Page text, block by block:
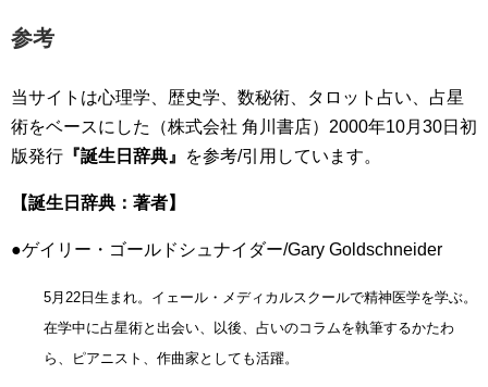
参考
当サイトは心理学、歴史学、数秘術、タロット占い、占星
術をベースにした（株式会社 角川書店）2000年10月30日初
版発行 『誕生日辞典』 を参考/引用しています。
【誕生日辞典：著者】
●ゲイリー・ゴールドシュナイダー/Gary Goldschneider
5月22日生まれ。イェール・メディカルスクールで精神医学を学ぶ。
在学中に占星術と出会い、以後、占いのコラムを執筆するかたわ
ら、ピアニスト、作曲家としても活躍。